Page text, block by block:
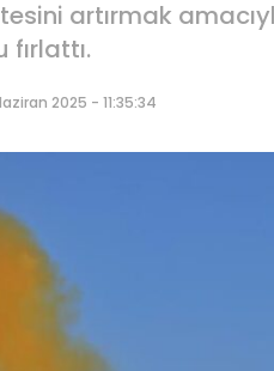
artırmak
2025 - 11:35:34